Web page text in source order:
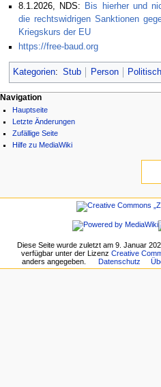
8.1.2026, NDS:
Bis hierher und
die rechtswidrigen Sanktionen
Kriegskurs der EU
https://free-baud.org
Kategorien: Stub Person
Navigation
Hauptseite
Letzte Änderungen
Zufällige Seite
Hilfe zu MediaWiki
Diese Seite wurde zuletzt am 9. Januar
verfügbar unter der LizenzCreative
anders angegeben.
Datenschutz